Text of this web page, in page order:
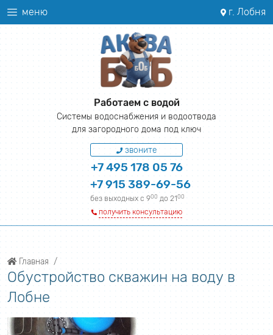
меню г. Лобня
Работаем с водой
Системы водоснабжения и водоотвода
для загородного дома под ключ
звоните
+7 495 178 05 76
+7 915 389-69-56
без выходных с 900 до 2100
получить консультацию
Главная
Обустройство скважин на воду в
Лобне